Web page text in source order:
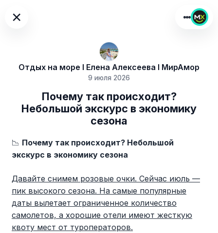
×
Отдых на море I Елена Алексеева I МирАмор
9 июля 2026
Почему так происходит?
Небольшой экскурс в экономику
сезона
📉 Почему так происходит? Небольшой
экскурс в экономику сезона
Давайте снимем розовые очки. Сейчас июль —
пик высокого сезона. На самые популярные
даты вылетает ограниченное количество
самолетов, а хорошие отели имеют жесткую
квоту мест от туроператоров.